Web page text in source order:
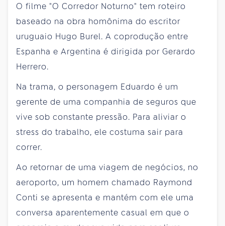
O filme "O Corredor Noturno" tem roteiro
baseado na obra homônima do escritor
uruguaio Hugo Burel. A coprodução entre
Espanha e Argentina é dirigida por Gerardo
Herrero.
Na trama, o personagem Eduardo é um
gerente de uma companhia de seguros que
vive sob constante pressão. Para aliviar o
stress do trabalho, ele costuma sair para
correr.
Ao retornar de uma viagem de negócios, no
aeroporto, um homem chamado Raymond
Conti se apresenta e mantém com ele uma
conversa aparentemente casual em que o